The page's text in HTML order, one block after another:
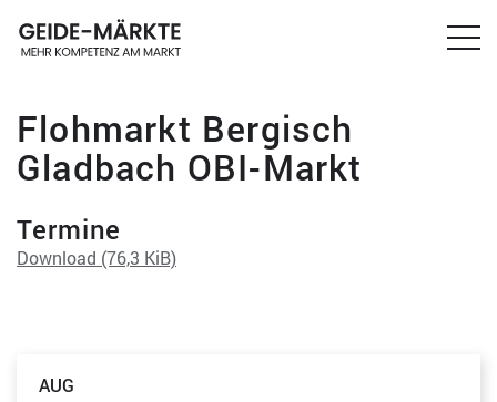
Flohmarkt Bergisch
Gladbach OBI-Markt
Termine
Download (76,3 KiB)
AUG